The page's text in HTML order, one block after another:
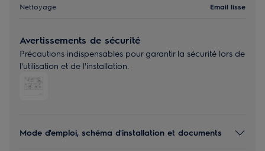
Nettoyage Email lisse
Avertissements de sécurité
Précautions indispensables pour garantir la sécurité lors de
l'utilisation et de l'installation.
Mode d'emploi, schéma d'installation et documents